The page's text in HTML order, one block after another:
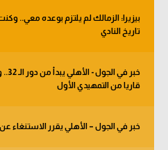
بيزيرا: الزمالك لم يلتزم بوعده معي..
تاريخ النادي
خبر
قاريا من التمهيدي الأول
خبر في الجول – الأهلي يقرر الاستنغاء